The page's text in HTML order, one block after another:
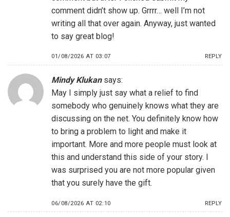
comment didn’t show up. Grrrr… well I’m not
writing all that over again. Anyway, just wanted
to say great blog!
01/08/2026 AT 03:07 REPLY
Mindy Klukan says:
May I simply just say what a relief to find
somebody who genuinely knows what they are
discussing on the net. You definitely know how
to bring a problem to light and make it
important. More and more people must look at
this and understand this side of your story. I
was surprised you are not more popular given
that you surely have the gift.
06/08/2026 AT 02:10 REPLY